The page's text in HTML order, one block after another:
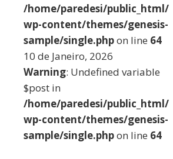
/home/paredesi/public_html/
wp-content/themes/genesis-
sample/single.phpon line 64
10 de Janeiro, 2026
Warning: Undefined variable
$post in
/home/paredesi/public_html/
wp-content/themes/genesis-
sample/single.phpon line 64